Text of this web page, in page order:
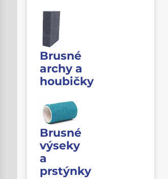
Brusné
archy a
houbičky
Brusné
výseky
a
prstýnky